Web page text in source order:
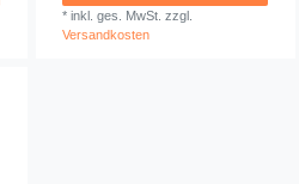
* inkl. ges. MwSt. zzgl.
Versandkosten